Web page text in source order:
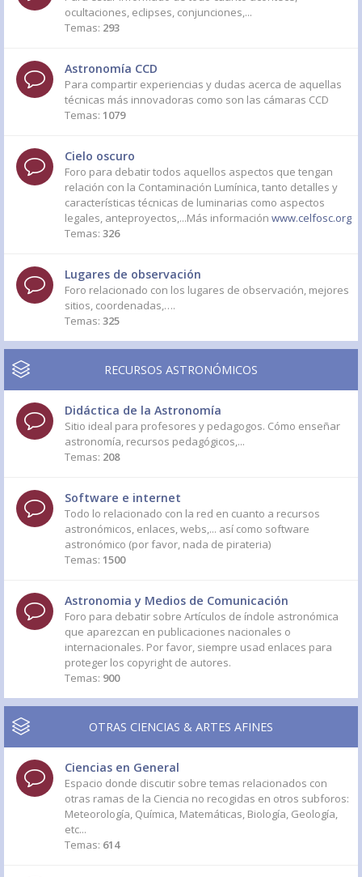
ocultaciones, eclipses, conjunciones,...
Temas: 293
Astronomía CCD
Para compartir experiencias y dudas acerca de aquellas
técnicas más innovadoras como son las cámaras CCD
Temas: 1079
Cielo oscuro
Foro para debatir todos aquellos aspectos que tengan
relación con la Contaminación Lumínica, tanto detalles y
características técnicas de luminarias como aspectos
legales, anteproyectos,...Más información www.celfosc.org
Temas: 326
Lugares de observación
Foro relacionado con los lugares de observación, mejores
sitios, coordenadas,….
Temas: 325
RECURSOS ASTRONÓMICOS
Didáctica de la Astronomía
Sitio ideal para profesores y pedagogos. Cómo enseñar
astronomía, recursos pedagógicos,...
Temas: 208
Software e internet
Todo lo relacionado con la red en cuanto a recursos
astronómicos, enlaces, webs,... así como software
astronómico (por favor, nada de pirateria)
Temas: 1500
Astronomia y Medios de Comunicación
Foro para debatir sobre Artículos de índole astronómica
que aparezcan en publicaciones nacionales o
internacionales. Por favor, siempre usad enlaces para
proteger los copyright de autores.
Temas: 900
OTRAS CIENCIAS & ARTES AFINES
Ciencias en General
Espacio donde discutir sobre temas relacionados con
otras ramas de la Ciencia no recogidas en otros subforos:
Meteorología, Química, Matemáticas, Biología, Geología,
etc...
Temas: 614